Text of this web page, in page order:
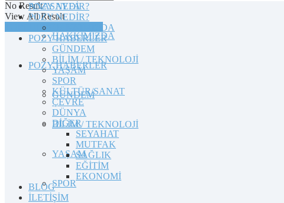
No Result
View All Result
TOPLULUĞA KATILIN
POZY NEDİR?
HAKKIMIZDA
POZY HABERLER
GÜNDEM
BİLİM / TEKNOLOJİ
YAŞAM
SPOR
ANASAYFA
POZY NEDİR?
HAKKIMIZDA
POZY HABERLER
GÜNDEM
BİLİM / TEKNOLOJİ
YAŞAM
SPOR
KÜLTÜR/SANAT
ÇEVRE
DÜNYA
DİĞER
SEYAHAT
MUTFAK
SAĞLIK
EĞİTİM
EKONOMİ
BLOG
İLETİŞİM